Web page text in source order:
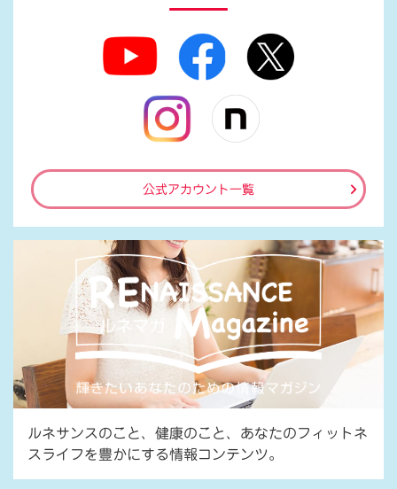
公式アカウント一覧
ルネサンスのこと、健康のこと、あなたのフィットネ
スライフを豊かにする情報コンテンツ。